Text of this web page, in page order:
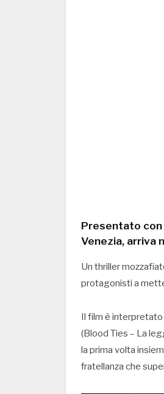
Presentato con
Venezia, arriva
Un thriller
protagonisti a
Il film è interpretato
(Blood Ties – La
la prima volta
fratellanza che